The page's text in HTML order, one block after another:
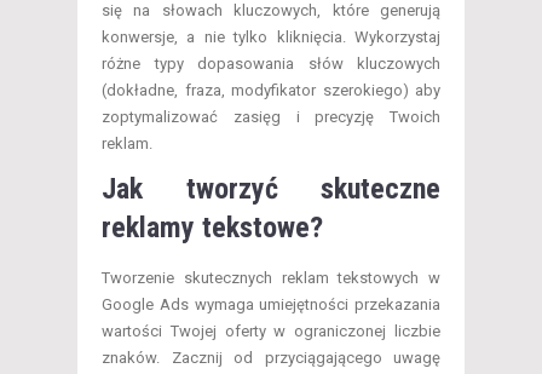
się na słowach kluczowych, które generują
konwersje, a nie tylko kliknięcia. Wykorzystaj
różne typy dopasowania słów kluczowych
(dokładne, fraza, modyfikator szerokiego) aby
zoptymalizować zasięg i precyzję Twoich
reklam.
Jak tworzyć skuteczne
reklamy tekstowe?
Tworzenie skutecznych reklam tekstowych w
Google Ads wymaga umiejętności przekazania
wartości Twojej oferty w ograniczonej liczbie
znaków. Zacznij od przyciągającego uwagę